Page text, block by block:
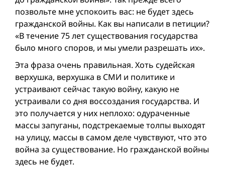
позвольте мне успокоить вас: не будет здесь
гражданской вой­ны. Как вы написали в петиции?
«В течение 75 лет существования государства
было много споров, и мы умели разрешать их».
Эта фраза очень правильная. Хоть судейская
верхушка, верхушка в СМИ и политике и
устраивают сейчас такую вой­ну, какую не
устраивали со дня воссоздания государства. И
это получается у них неплохо: одураченные
массы запуганы, подстрекаемые толпы выходят
на улицу, массы в самом делe чувствуют, что это
вой­на за существование. Но гражданской вой­ны
здесь не будет.